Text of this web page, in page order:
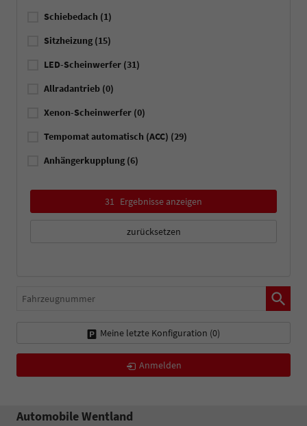
Schiebedach (1)
Sitzheizung (15)
LED-Scheinwerfer (31)
Allradantrieb (0)
Xenon-Scheinwerfer (0)
Tempomat automatisch (ACC) (29)
Anhängerkupplung (6)
31 Ergebnisse anzeigen
zurücksetzen
Fahrzeugnummer
Meine letzte Konfiguration (0)
Anmelden
Automobile Wentland